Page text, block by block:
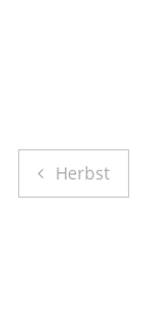
Herbst